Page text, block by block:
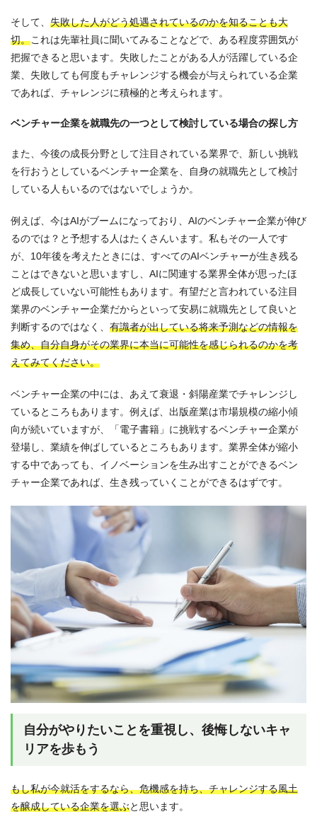
そして、 失敗した人がどう処遇されているのかを知ることも大
切。これは先輩社員に聞いてみることなどで、ある程度雰囲気が
把握できると思います。失敗したことがある人が活躍している企
業、失敗しても何度もチャレンジする機会が与えられている企業
であれば、チャレンジに積極的と考えられます。
ベンチャー企業を就職先の一つとして検討している場合の探し方
また、今後の成長分野として注目されている業界で、新しい挑戦
を行おうとしているベンチャー企業を、自身の就職先として検討
している人もいるのではないでしょうか。
例えば、今はAIがブームになっており、AIのベンチャー企業が伸び
るのでは？と予想する人はたくさんいます。私もその一人です
が、10年後を考えたときには、すべてのAIベンチャーが生き残る
ことはできないと思いますし、AIに関連する業界全体が思ったほ
ど成長していない可能性もあります。有望だと言われている注目
業界のベンチャー企業だからといって安易に就職先として良いと
判断するのではなく、 有識者が出している将来予測などの情報を
集め、自分自身がその業界に本当に可能性を感じられるのかを考
えてみてください。
ベンチャー企業の中には、あえて衰退・斜陽産業でチャレンジし
ているところもあります。例えば、出版産業は市場規模の縮小傾
向が続いていますが、「電子書籍」に挑戦するベンチャー企業が
登場し、業績を伸ばしているところもあります。業界全体が縮小
する中であっても、イノベーションを生み出すことができるベン
チャー企業であれば、生き残っていくことができるはずです。
自分がやりたいことを重視し、後悔しないキャ
リアを歩もう
もし私が今就活をするなら、危機感を持ち、チャレンジする風土
を醸成している企業を選ぶと思います。